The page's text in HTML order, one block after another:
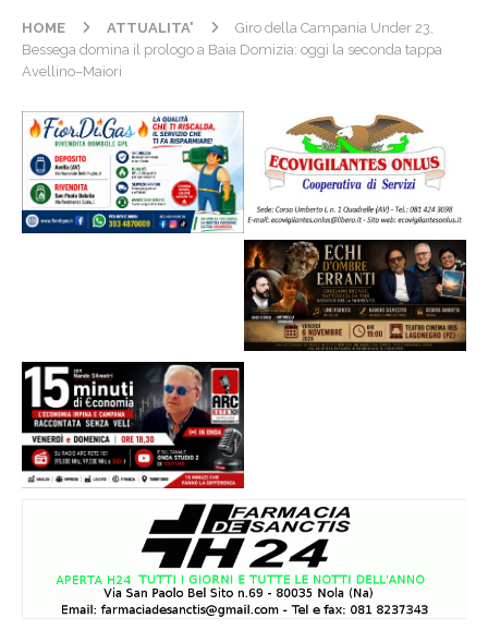
HOME ATTUALITA'
Giro della Campania Under 23,
Bessega domina il prologo a Baia Domizia: oggi la seconda tappa
Avellino–Maiori